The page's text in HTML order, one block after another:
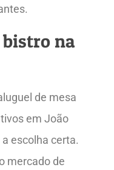
bistro na
de mesa
em João
escolha certa.
mercado de